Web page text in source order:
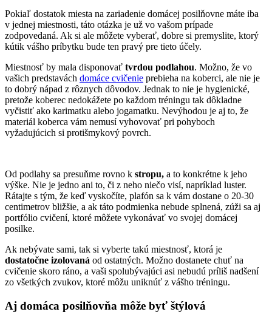
Pokiaľ dostatok miesta na zariadenie domácej posilňovne máte iba
v jednej miestnosti, táto otázka je už vo vašom prípade
zodpovedaná. Ak si ale môžete vyberať, dobre si premyslite, ktorý
kútik vášho príbytku bude ten pravý pre tieto účely.
Miestnosť by mala disponovať tvrdou podlahou. Možno, že vo
vašich predstavách domáce cvičenie prebieha na koberci, ale nie je
to dobrý nápad z rôznych dôvodov. Jednak to nie je hygienické,
pretože koberec nedokážete po každom tréningu tak dôkladne
vyčistiť ako karimatku alebo jogamatku. Nevýhodou je aj to, že
materiál koberca vám nemusí vyhovovať pri pohyboch
vyžadujúcich si protišmykový povrch.
Od podlahy sa presuňme rovno k stropu, a to konkrétne k jeho
výške. Nie je jedno ani to, či z neho niečo visí, napríklad luster.
Rátajte s tým, že keď vyskočíte, plafón sa k vám dostane o 20-30
centimetrov bližšie, a ak táto podmienka nebude splnená, zúži sa aj
portfólio cvičení, ktoré môžete vykonávať vo svojej domácej
posilke.
Ak nebývate sami, tak si vyberte takú miestnosť, ktorá je
dostatočne izolovaná od ostatných. Možno dostanete chuť na
cvičenie skoro ráno, a vaši spolubývajúci asi nebudú príliš nadšení
zo všetkých zvukov, ktoré môžu uniknúť z vášho tréningu.
Aj domáca posilňovňa môže byť štýlová